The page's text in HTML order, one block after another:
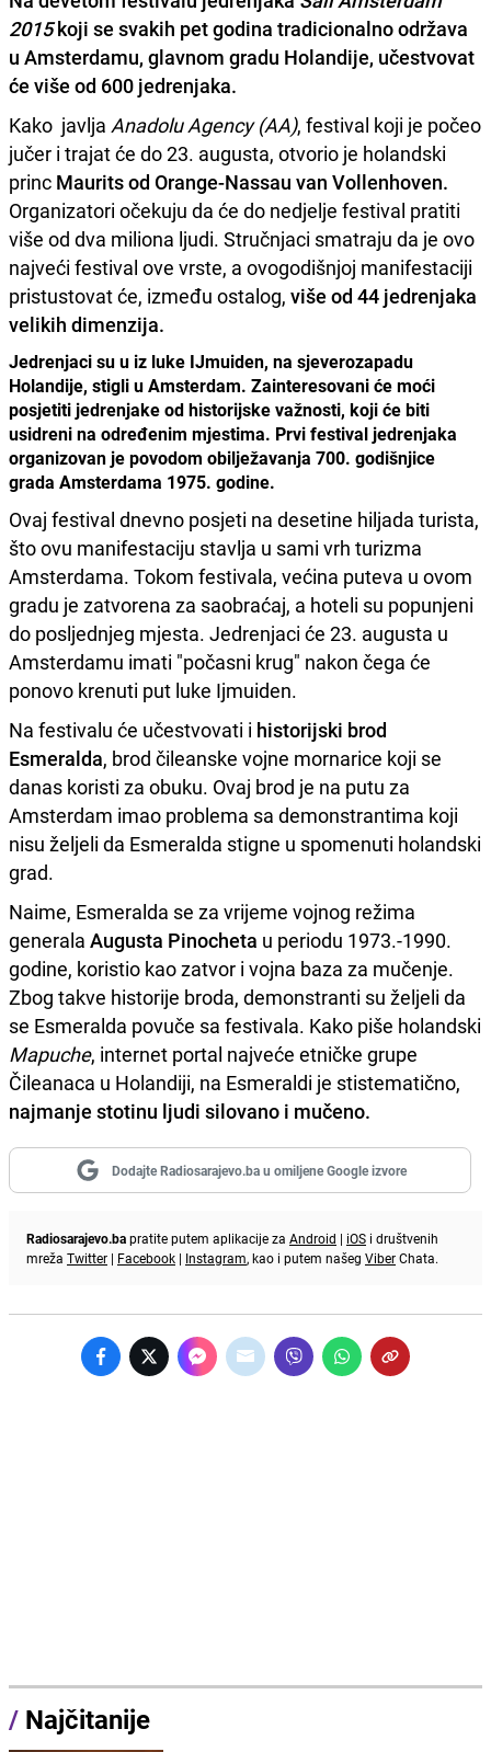
2015koji se svakih pet godina tradicionalno održava
u Amsterdamu, glavnom gradu Holandije, učestvovat
će više od 600 jedrenjaka.
Kako javlja Anadolu Agency (AA), festival koji je počeo
jučer i trajat će do 23. augusta, otvorio je holandski
princ Maurits od Orange-Nassau van Vollenhoven.
Organizatori očekuju da će do nedjelje festival pratiti
više od dva miliona ljudi. Stručnjaci smatraju da je ovo
najveći festival ove vrste, a ovogodišnjoj manifestaciji
pristustovat će, između ostalog, više od 44 jedrenjaka
velikih dimenzija.
Jedrenjaci su u iz luke IJmuiden, na sjeverozapadu
Holandije, stigli u Amsterdam. Zainteresovani će moći
posjetiti jedrenjake od historijske važnosti, koji će biti
usidreni na određenim mjestima. Prvi festival jedrenjaka
organizovan je povodom obilježavanja 700. godišnjice
grada Amsterdama 1975. godine.
Ovaj festival dnevno posjeti na desetine hiljada turista,
što ovu manifestaciju stavlja u sami vrh turizma
Amsterdama. Tokom festivala, većina puteva u ovom
gradu je zatvorena za saobraćaj, a hoteli su popunjeni
do posljednjeg mjesta. Jedrenjaci će 23. augusta u
Amsterdamu imati "počasni krug" nakon čega će
ponovo krenuti put luke Ijmuiden.
Na festivalu će učestvovati i historijski brod
Esmeralda, brod čileanske vojne mornarice koji se
danas koristi za obuku. Ovaj brod je na putu za
Amsterdam imao problema sa demonstrantima koji
nisu željeli da Esmeralda stigne u spomenuti holandski
grad.
Naime, Esmeralda se za vrijeme vojnog režima
generala Augusta Pinocheta u periodu 1973.-1990.
godine, koristio kao zatvor i vojna baza za mučenje.
Zbog takve historije broda, demonstranti su željeli da
se Esmeralda povuče sa festivala. Kako piše holandski
Mapuche, internet portal najveće etničke grupe
Čileanaca u Holandiji, na Esmeraldi je stistematično,
najmanje stotinu ljudi silovano i mučeno.
Dodajte Radiosarajevo.ba u omiljene Google izvore
Radiosarajevo.bapratite putem aplikacije za Android | iOS i društvenih
mreža Twitter | Facebook | Instagram, kao i putem našeg ViberChata.
/ Najčitanije